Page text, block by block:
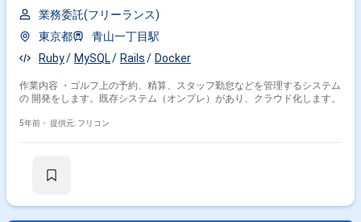
業務委託(フリーランス)
東京都
青山一丁目駅
Ruby
MySQL Rails Docker
作業内容 ・ゴルフ上の予約、精算、スタッフ勤怠などを管理するシステム
の 開発をします。既存システム（オンプレ）があり、クラウド化します。
5年前・ 提供元: フリコン